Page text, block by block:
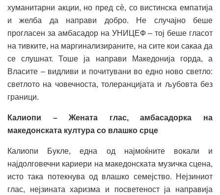
хуманитарни акции, но пред сè, со вистинска емпатија
и желба да направи добро. Не случајно беше
прогласен за амбасадор на УНИЦЕФ – тој беше гласот
на тивките, на маргинализираните, на сите кои сакаа да
се слушнат. Тоше ја направи Македонија горда, а
Власите – видливи и почитувани во едно ново светло:
светлото на човечноста, толеранцијата и љубовта без
граници.
Калиопи – Жената глас, амбасадорка на
македонската култура со влашко срце
Калиопи Букле, една од најмоќните вокали и
најдолговечни кариери на македонската музичка сцена,
исто така потекнува од влашко семејство. Нејзиниот
глас, нејзината харизма и посветеност ја направија